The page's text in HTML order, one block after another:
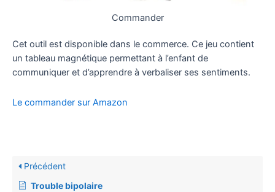
Commander
Cet outil est disponible dans le commerce. Ce jeu contient
un tableau magnétique permettant à l’enfant de
communiquer et d’apprendre à verbaliser ses sentiments.
Le commander sur Amazon
Précédent
Trouble bipolaire